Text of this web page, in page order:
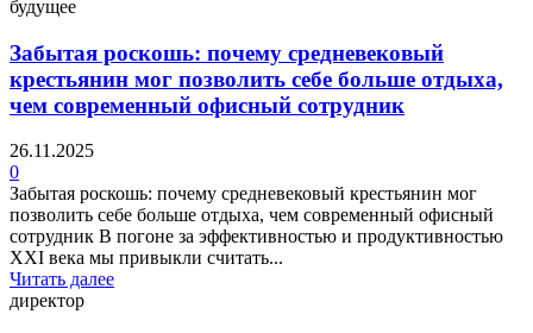
будущее
Забытая роскошь: почему средневековый
крестьянин мог позволить себе больше отдыха,
чем современный офисный сотрудник
26.11.2025
0
Забытая роскошь: почему средневековый крестьянин мог
позволить себе больше отдыха, чем современный офисный
сотрудник В погоне за эффективностью и продуктивностью
XXI века мы привыкли считать...
Читать далее
директор